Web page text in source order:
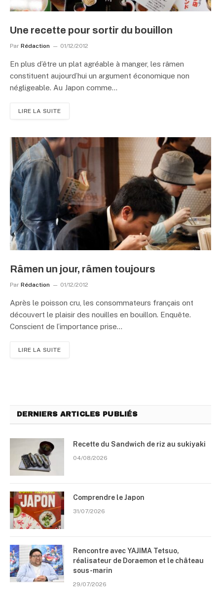
Une recette pour sortir du bouillon
Par Rédaction 01/12/2012
En plus d’être un plat agréable à manger, les râmen
constituent aujourd’hui un argument économique non
négligeable. Au Japon comme…
LIRE LA SUITE
Râmen un jour, râmen toujours
Par Rédaction 01/12/2012
Après le poisson cru, les consommateurs français ont
découvert le plaisir des nouilles en bouillon. Enquête.
Conscient de l’importance prise…
LIRE LA SUITE
DERNIERS ARTICLES PUBLIÉS
Recette du Sandwich de riz au sukiyaki
04/08/2026
Comprendre le Japon
31/07/2026
Rencontre avec YAJIMA Tetsuo,
réalisateur de Doraemon et le château
sous-marin
29/07/2026